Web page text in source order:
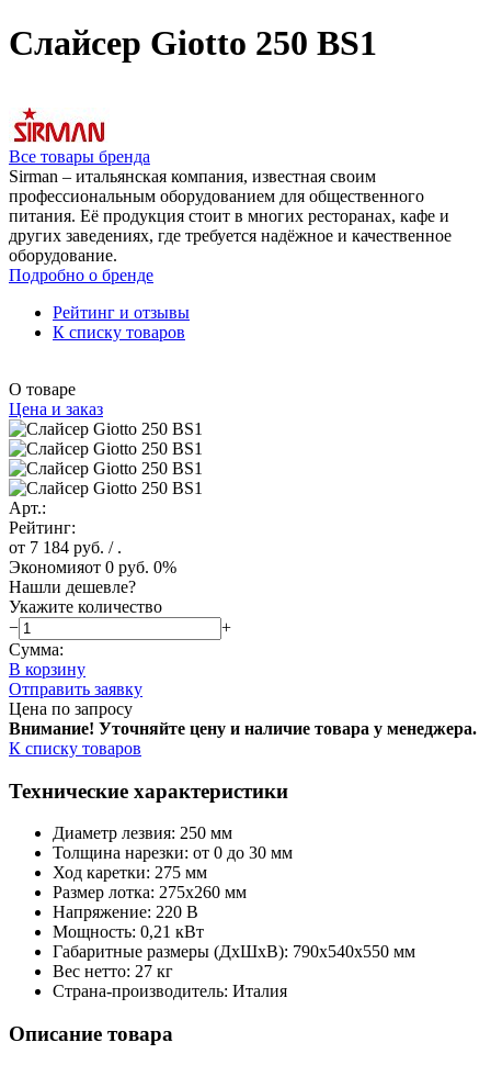
Слайсер Giotto 250 BS1
Все товары бренда
Sirman – итальянская компания, известная своим
профессиональным оборудованием для общественного
питания. Её продукция стоит в многих ресторанах, кафе и
других заведениях, где требуется надёжное и качественное
оборудование.
Подробно о бренде
Рейтинг и отзывы
К списку товаров
О товаре
Цена и заказ
Арт.:
Рейтинг:
от 7 184 руб. / .
Экономияот 0 руб. 0%
Нашли дешевле?
Укажите количество
−
+
Сумма:
В корзину
Отправить заявку
Цена по запросу
Внимание! Уточняйте цену и наличие товара у менеджера.
К списку товаров
Технические характеристики
Диаметр лезвия: 250 мм
Толщина нарезки: от 0 до 30 мм
Ход каретки: 275 мм
Размер лотка: 275х260 мм
Напряжение: 220 В
Мощность: 0,21 кВт
Габаритные размеры (ДхШхВ): 790х540х550 мм
Вес нетто: 27 кг
Страна-производитель: Италия
Описание товара